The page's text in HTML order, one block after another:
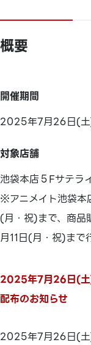
概要
開催期間
2025年7月26日(
対象店舗
池袋本店５Fサテラ
※アニメイト池袋本
(月・祝)まで、商
月11日(月・祝)まで
2025年7月26日(
配布のお知らせ
2025年7月26日(土